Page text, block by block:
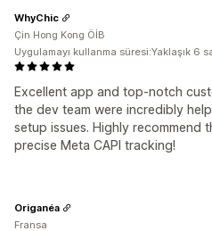
Excellent app and top-notch
the dev team were incredibly
setup issues. Highly
precise Meta CAPI tracking!
WhyChic
Çin Hong Kong ÖİB
Uygulamayı kullanma süresi:Yaklaşık 6
Origanéa
Fransa